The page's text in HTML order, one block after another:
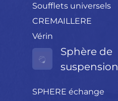
Soufflets universels
CREMAILLERE
Vérin
Sphère de
suspension
SPHERE échange